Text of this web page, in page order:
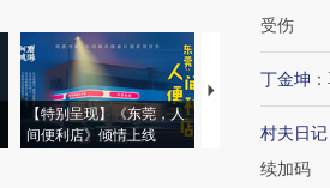
【特别呈现】《东莞，人
间便利店》倾情上线
【推广】走进第
受伤
丁金坤 ：
村夫日记
续加码